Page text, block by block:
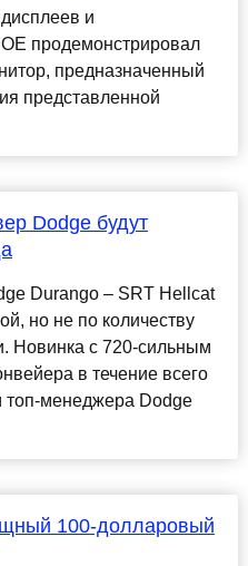
и
продемонстрировал
предназначенный
представленной
Dodge будут
Durango – SRT Hellcat
но не по количеству
Новинка с 720-сильным
в течение всего
менеджера Dodge
100-долларовый